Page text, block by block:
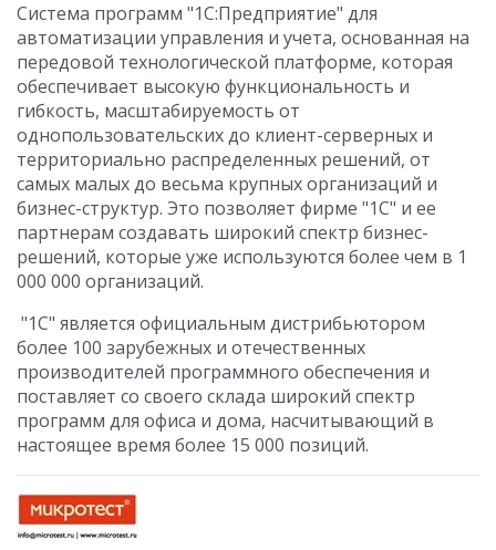
Система программ "1С:Предприятие" для
автоматизации управления и учета, основанная на
передовой технологической платформе, которая
обеспечивает высокую функциональность и
гибкость, масштабируемость от
однопользовательских до клиент-серверных и
территориально распределенных решений, от
самых малых до весьма крупных организаций и
бизнес-структур. Это позволяет фирме "1С" и ее
партнерам создавать широкий спектр бизнес-
решений, которые уже используются более чем в 1
000 000 организаций.
"1С" является официальным дистрибьютором
более 100 зарубежных и отечественных
производителей программного обеспечения и
поставляет со своего склада широкий спектр
программ для офиса и дома, насчитывающий в
настоящее время более 15 000 позиций.